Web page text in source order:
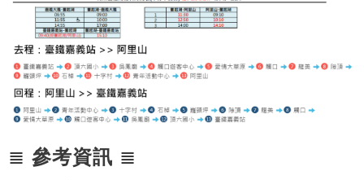
≣ 參考資訊 ≣